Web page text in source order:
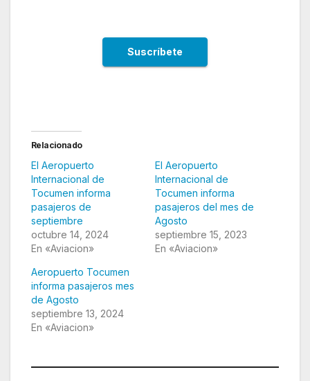
Relacionado
El Aeropuerto
Internacional de
Tocumen informa
pasajeros de
septiembre
octubre 14, 2024
En «Aviacion»
El Aeropuerto
Internacional de
Tocumen informa
pasajeros del mes de
Agosto
septiembre 15, 2023
En «Aviacion»
Aeropuerto Tocumen
informa pasajeros mes
de Agosto
septiembre 13, 2024
En «Aviacion»